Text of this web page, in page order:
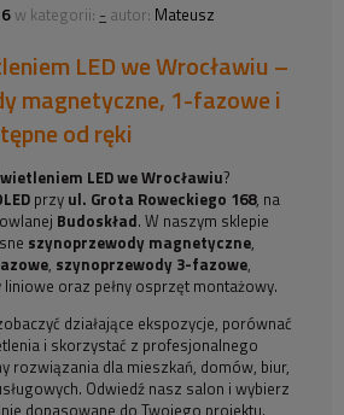
w kategorii: - autor: Mateusz
LED we Wrocławiu –
magnetyczne, 1-fazowe i
od ręki
LED we Wrocławiu?
przy ul. Grota Roweckiego 168, na
Budoskład. W naszym sklepie
szynoprzewody magnetyczne,
, szynoprzewody 3-fazowe,
liniowe oraz pełny osprzęt montażowy.
działające ekspozycje, porównać
i skorzystać z profesjonalnego
rozwiązania dla mieszkań, domów, biur,
Odwiedź nasz salon i wybierz